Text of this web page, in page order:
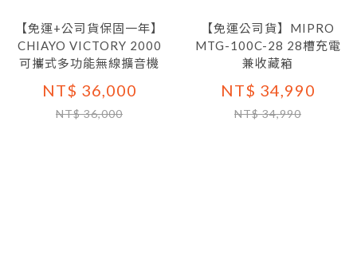
【免運+公司貨保固一年】
CHIAYO VICTORY 2000
可攜式多功能無線擴音機
NT$ 36,000
NT$ 36,000
【免運公司貨】MIPRO
MTG-100C-28 28槽充電
兼收藏箱
NT$ 34,990
NT$ 34,990